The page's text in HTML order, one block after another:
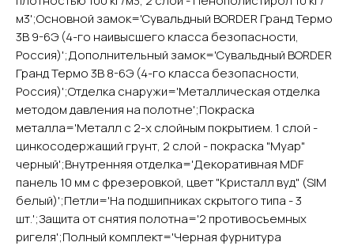
м3';Основной замок='Сувальдный BORDER Гранд Термо
3В 9-6Э (4-го наивысшего класса безопасности,
Россия)';Дополнительный замок='Сувальдный BORDER
Гранд Термо 3В 8-6Э (4-го класса безопасности,
Россия)';Отделка снаружи='Металлическая отделка
методом давления на полотне';Покраска
металла='Металл с 2-х слойным покрытием. 1 слой -
цинкосодержащий грунт, 2 слой - покраска "Муар"
черный';Внутренняя отделка='Декоративная MDF
панель 10 мм с фрезеровкой, цвет "Кристалл вуд" (SIM
белый)';Петли='На подшипниках скрытого типа - 3
шт.';Защита от снятия полотна='2 противосъемных
ригеля';Полный комплект='Черная фурнитура
Контакты
О компании
Доставка и оплата
Акции
Входные двери
Главная
Каталог
Покупателям
ИНН 501105765500